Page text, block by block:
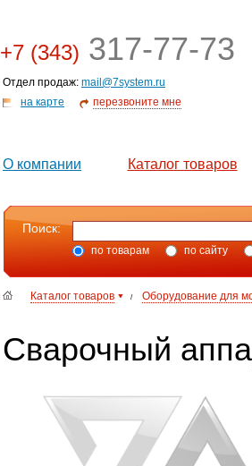
+7 (343) 317-77-73
Отдел продаж: mail@7system.ru
на карте
перезвоните мне
О компании Каталог товаров
Поиск:
по товарам по сайту
Каталог товаров / Оборудование для
Сварочный